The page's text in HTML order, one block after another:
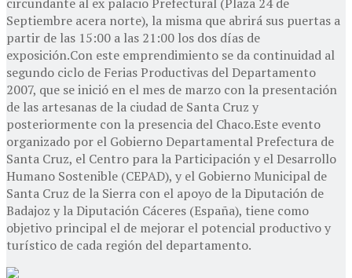
Septiembre acera norte), la misma que abrirá sus puertas a
partir de las 15:00 a las 21:00 los dos días de
exposición.Con este emprendimiento se da continuidad al
segundo ciclo de Ferias Productivas del Departamento
2007, que se inició en el mes de marzo con la presentación
de las artesanas de la ciudad de Santa Cruz y
posteriormente con la presencia del Chaco.Este evento
organizado por el Gobierno Departamental Prefectura de
Santa Cruz, el Centro para la Participación y el Desarrollo
Humano Sostenible (CEPAD), y el Gobierno Municipal de
Santa Cruz de la Sierra con el apoyo de la Diputación de
Badajoz y la Diputación Cáceres (España), tiene como
objetivo principal el de mejorar el potencial productivo y
turístico de cada región del departamento.